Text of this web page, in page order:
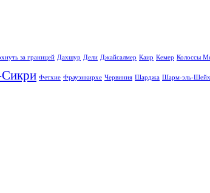
за границей Дахшур Дели Джайсалмер Каир Кемер Колоссы
Фетхие Фрауэнкирхе Червиния Шарджа Шарм-эль-Шейх